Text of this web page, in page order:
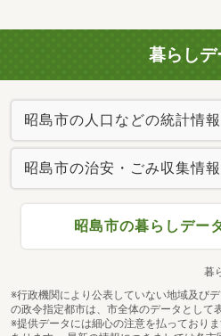
暮らしデ
昭島市の人口などの統計情報
昭島市の治安・ごみ収集情報
昭島市の暮らしデー
暮
※行政機関により公表していない地域及び
の政令指定都市は、市全体のデータとして
※提供データには細心の注意を払っており